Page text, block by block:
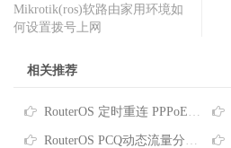
Mikrotik(ros)软路由家用环境如
何设置拨号上网
相关推荐
RouterOS 定时重连 PPPoE 脚本
RouterOS PCQ动态流量分配实例